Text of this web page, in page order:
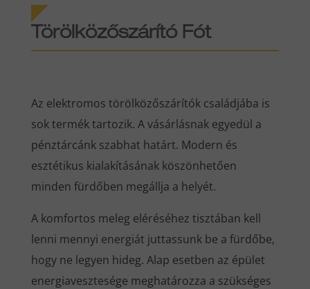
Törölközőszárító Fót
Az elektromos törölközőszárítók családjába is
sok termék tartozik. A vásárlásnak egyedül a
pénztárcánk szabhat határt. Modern és
esztétikus kialakításának köszönhetően
minden fürdőben megállja a helyét.
A komfortos meleg eléréséhez tisztában kell
lenni mennyi energiát juttassunk be a fürdőbe,
hogy ne legyen hideg. Alap esetben az épület
energiavesztesége meghatározza a szükséges